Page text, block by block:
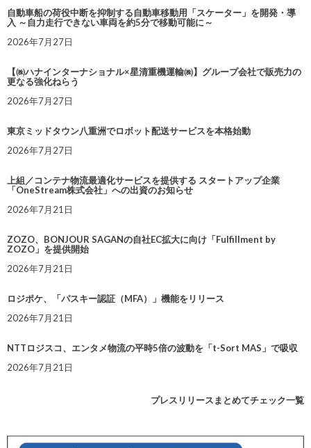
自動車船の荷役中断を抑制する自動車移動用「スケーター」を開発・導
入 ～自力走行できない車両を約5分で移動可能に～
2026年7月27日
【㈱ハナインターナショナル×星清重機運輸㈱】グループ会社で販売力の
更なる強化ねらう
2026年7月27日
東京ミッドタウン八重洲でロボット配送サービスを本格始動
2026年7月27日
上組／コンテナ物流最適化サービスを提供する スタートアップ企業
「OneStream株式会社」への出資のお知らせ
2026年7月21日
ZOZO、BONJOUR SAGANの自社EC拡大に向け「Fulfillment by
ZOZO」を提供開始
2026年7月21日
ロジポケ、「パスキー認証（MFA）」機能をリリース
2026年7月21日
NTTロジスコ、エンタメ物流の平時5倍の波動を「t-Sort MAS」で吸収
2026年7月21日
プレスリリースまとめてチェック一覧